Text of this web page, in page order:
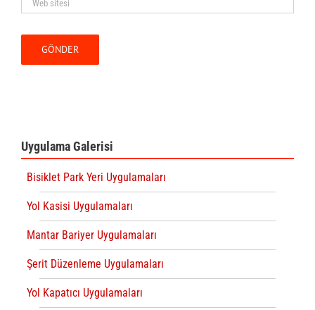
Uygulama Galerisi
Bisiklet Park Yeri Uygulamaları
Yol Kasisi Uygulamaları
Mantar Bariyer Uygulamaları
Şerit Düzenleme Uygulamaları
Yol Kapatıcı Uygulamaları